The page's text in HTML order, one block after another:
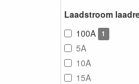
Laadstroom
100A
1
5A
10A
15A